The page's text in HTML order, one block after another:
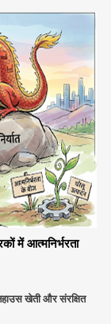
में आत्मनिर्भरता
खेती और संरक्षित